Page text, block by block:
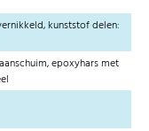
kunststof delen:
epoxyhars met